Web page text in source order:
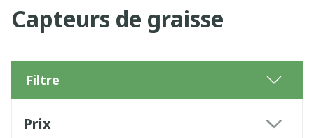
Capteurs de graisse
Filtre
Prix